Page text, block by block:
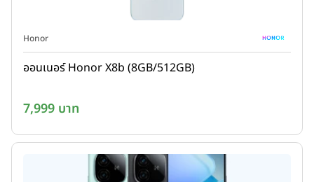
Honor
ออนเนอร์ Honor X8b (8GB/512GB)
7,999 บาท